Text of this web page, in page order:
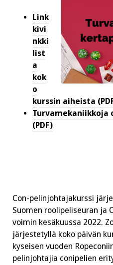
Link
kivi
nkki
list
a
kok
o
kurssin aiheista
Turvamekaniikkoja
(PDF)
Con-pelinjohtajakurssi
Suomen roolipeliseuran ja
voimin kesäkuussa 2022.
järjestetyllä koko päivän
kyseisen vuoden
pelinjohtajia conipelien